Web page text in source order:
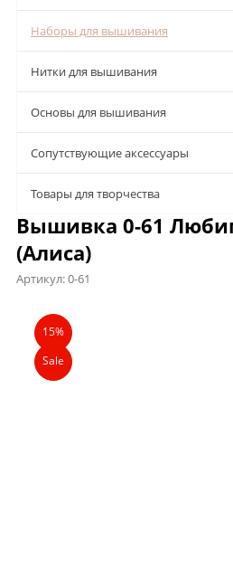
Наборы для вышивания
Нитки для вышивания
Основы для вышивания
Сопутствующие аксессуары
Товары для творчества
Вышивка 0-61
(Алиса)
Артикул:0-61
Описание
15%
Sale